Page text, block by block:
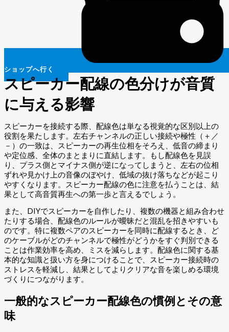
ショップへ行く
スピーカー配線の色分けが音質
に与える影響
スピーカーを接続する際、配線色は単なる視覚的な区別以上の
役割を果たします。左右チャンネルの正しい接続や極性（＋／
－）の一致は、スピーカーの再生位相をそろえ、低音の締まり
や定位感、全体のまとまりに直結します。もし配線色を見誤
り、プラス側とマイナス側が逆になってしまうと、左右の位相
ずれや見かけ上の音像のぼやけ、低域の抜け落ちなどが起こり
やすくなります。スピーカー配線の色に注意を払うことは、結
果として高音質再生への第一歩と言えるでしょう。
また、DIYでスピーカーを自作したり、複数の機器と組み合わせ
たりする場合、配線色のルールが曖昧だと混乱を招きやすいも
のです。特に複数ペアのスピーカーを同時に配線するとき、ど
のケーブルがどのチャンネルで極性がどうかをすぐ判別できる
ことは作業効率を高め、ミスを減らします。配線色に関する基
本的な知識と扱い方を身につけることで、スピーカー接続時の
ストレスを軽減し、結果としてよりクリアな音を楽しめる環境
づくりにつながります。
一般的なスピーカー配線色の慣例とその意
味